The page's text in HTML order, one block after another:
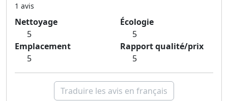
1 avis
Nettoyage
5
Écologie
5
Emplacement
5
Rapport qualité/prix
5
Traduire les avis en français